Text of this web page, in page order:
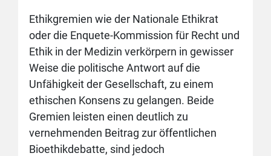
Ethikgremien wie der Nationale Ethikrat
oder die Enquete-Kommission für Recht und
Ethik in der Medizin verkörpern in gewisser
Weise die politische Antwort auf die
Unfähigkeit der Gesellschaft, zu einem
ethischen Konsens zu gelangen. Beide
Gremien leisten einen deutlich zu
vernehmenden Beitrag zur öffentlichen
Bioethikdebatte, sind jedoch